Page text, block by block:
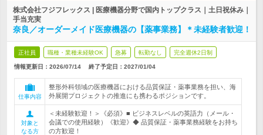
株式会社フジフレックス | 医療機器分野で国内トップクラス｜土日祝休み｜
手当充実
奈良／オーダーメイド医療機器の【薬事業務】＊未経験者歓迎！
正社員 職種・業種未経験OK 急募 転勤なし 完全週休2日制
情報更新日：2026/07/14 終了予定日： 2027/01/04
仕事内容
整形外科領域の医療機器における品質保証・薬事業務を担い、海
外展開プロジェクトの推進にも携わるポジションです。
対象と
なる方
＜未経験歓迎！＞《必須》■ ビジネスレベルの英語力（メール・
会議での使用経験）《歓迎》◆ 品質保証・薬事業務経験をお持ち
の方歓迎！